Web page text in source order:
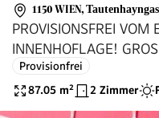
1150 WIEN,
PROVISIONSFREI VOM
INNENHOFLAGE!
ZIMMER WOHNUNG
TERRASSE NÄHE U3
SCHMELZ!
Provisionfrei
87.05 m² 2 Zimmer